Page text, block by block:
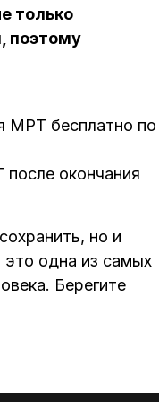
только
поэтому
МРТ бесплатно по
окончания
но и
это одна из самых
Берегите